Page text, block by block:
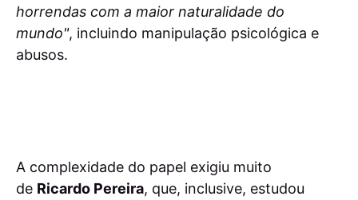
horrendas com a maior naturalidade do
mundo", incluindo manipulação psicológica e
abusos.
A complexidade do papel exigiu muito
de Ricardo Pereira, que, inclusive, estudou